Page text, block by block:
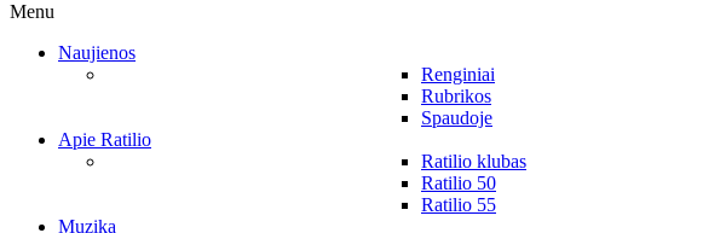
Menu
Naujienos
Renginiai
Rubrikos
Spaudoje
Apie Ratilio
Ratilio klubas
Ratilio 50
Ratilio 55
Muzika